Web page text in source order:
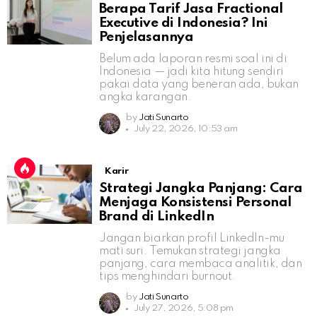
Berapa Tarif Jasa Fractional
Executive di Indonesia? Ini
Penjelasannya
Belum ada laporan resmi soal ini di
Indonesia — jadi kita hitung sendiri
pakai data yang beneran ada, bukan
angka karangan.
by Jati Sunarto
July 22, 2026, 10:53 am
Karir
Strategi Jangka Panjang: Cara
Menjaga Konsistensi Personal
Brand di LinkedIn
Jangan biarkan profil LinkedIn-mu
mati suri. Temukan strategi jangka
panjang, cara membaca analitik, dan
tips menghindari burnout.
by Jati Sunarto
July 27, 2026, 5:08 pm